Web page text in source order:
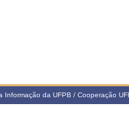
Informação da UFPB / Cooperação